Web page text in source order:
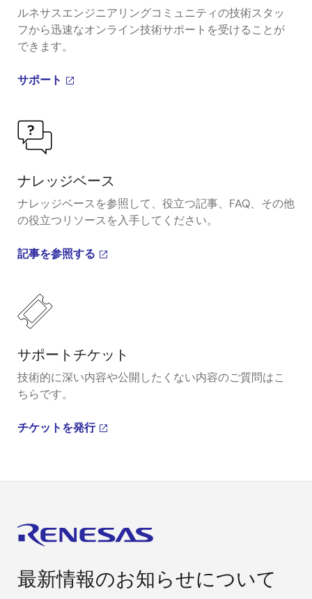
ルネサスエンジニアリングコミュニティの技術スタッ
フから迅速なオンライン技術サポートを受けることが
できます。
サポート
ナレッジベース
ナレッジベースを参照して、役立つ記事、FAQ、その他
の役立つリソースを入手してください。
記事を参照する
サポートチケット
技術的に深い内容や公開したくない内容のご質問はこ
ちらです。
チケットを発行
最新情報のお知らせについて